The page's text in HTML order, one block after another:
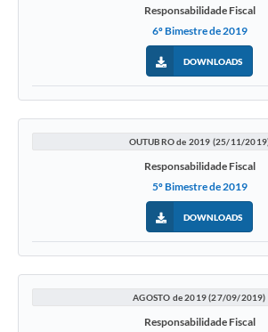
Responsabilidade Fiscal
6º Bimestre de 2019
DOWNLOADS
OUTUBRO de 2019 (25/11/
Responsabilidade Fiscal
5º Bimestre de 2019
DOWNLOADS
AGOSTO de 2019 (27/09/2019)
Responsabilidade Fiscal